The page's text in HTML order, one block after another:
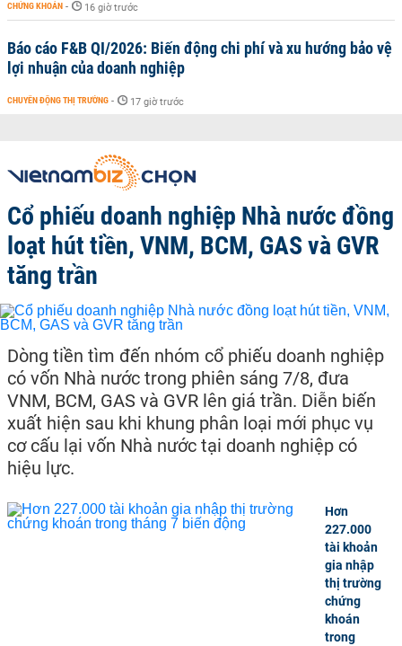
CHỨNG KHOÁN - 16 giờ trước
Báo cáo F&B QI/2026: Biến động chi phí và xu hướng bảo vệ
lợi nhuận của doanh nghiệp
CHUYỂN ĐỘNG THỊ TRƯỜNG - 17 giờ trước
Cổ phiếu doanh nghiệp Nhà nước đồng
loạt hút tiền, VNM, BCM, GAS và GVR
tăng trần
Dòng tiền tìm đến nhóm cổ phiếu doanh nghiệp
có vốn Nhà nước trong phiên sáng 7/8, đưa
VNM, BCM, GAS và GVR lên giá trần. Diễn biến
xuất hiện sau khi khung phân loại mới phục vụ
cơ cấu lại vốn Nhà nước tại doanh nghiệp có
hiệu lực.
Hơn
227.000
tài khoản
gia nhập
thị trường
chứng
khoán
trong